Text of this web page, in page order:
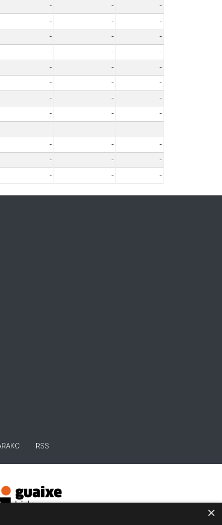
- -
-
- -
-
- -
-
- -
-
- -
-
- -
-
- -
-
- -
-
- -
-
- -
-
- -
-
- - -
RSS
×